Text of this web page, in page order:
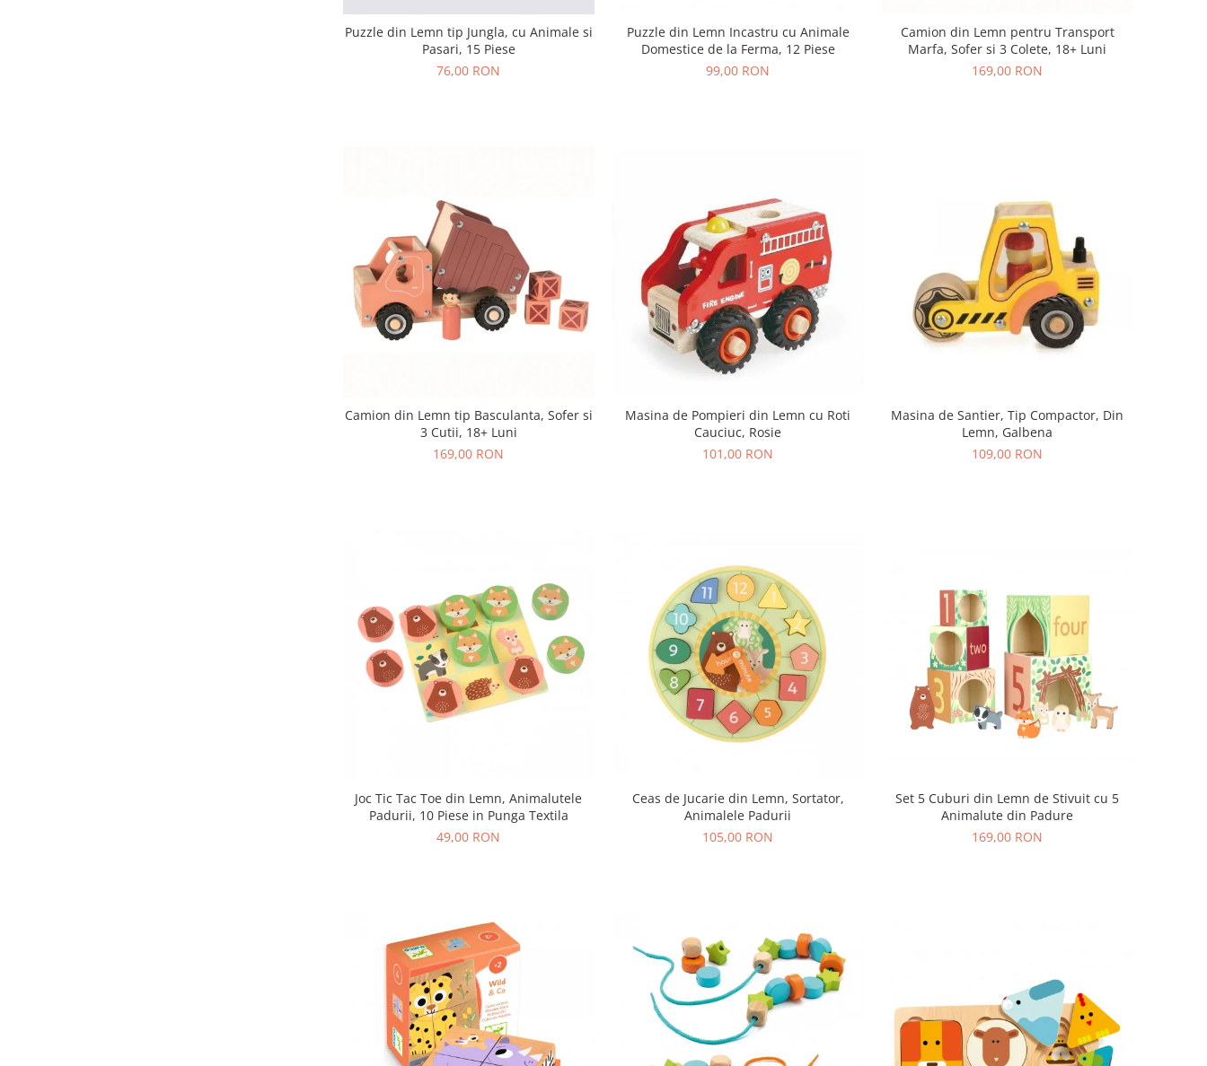
Puzzle din Lemn tip Jungla, cu Animale si
Pasari, 15 Piese
76,00 RON
Puzzle din Lemn Incastru cu Animale
Domestice de la Ferma, 12 Piese
99,00 RON
Camion din Lemn pentru Transport
Marfa, Sofer si 3 Colete, 18+ Luni
169,00 RON
Camion din Lemn tip Basculanta, Sofer si
3 Cutii, 18+ Luni
169,00 RON
Masina de Pompieri din Lemn cu Roti
Cauciuc, Rosie
101,00 RON
Masina de Santier, Tip Compactor, Din
Lemn, Galbena
109,00 RON
Joc Tic Tac Toe din Lemn, Animalutele
Padurii, 10 Piese in Punga Textila
49,00 RON
Ceas de Jucarie din Lemn, Sortator,
Animalele Padurii
105,00 RON
Set 5 Cuburi din Lemn de Stivuit cu 5
Animalute din Padure
169,00 RON